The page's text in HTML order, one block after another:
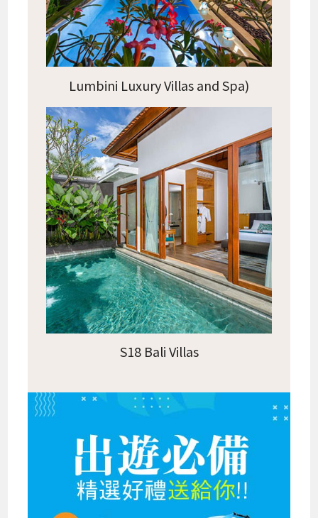
Lumbini Luxury Villas and Spa)
S18 Bali Villas